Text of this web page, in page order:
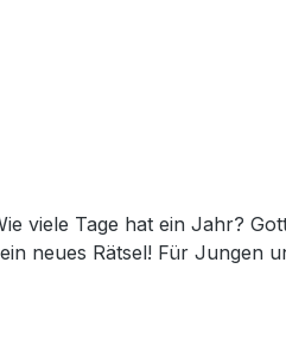
viele Tage hat ein Jahr?
neues Rätsel! Für Jungen